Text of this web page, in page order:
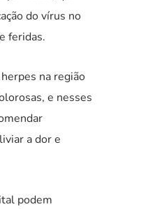
do vírus no
feridas.
na região
e nesses
a dor e
podem